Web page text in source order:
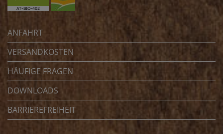
ANFAHRT
VERSANDKOSTEN
HÄUFIGE FRAGEN
DOWNLOADS
BARRIEREFREIHEIT